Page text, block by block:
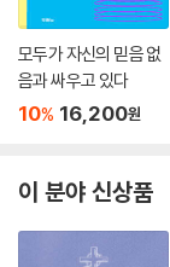
모두가 자신의 믿음 없
음과 싸우고 있다
10% 16,200원
이 분야 신상품